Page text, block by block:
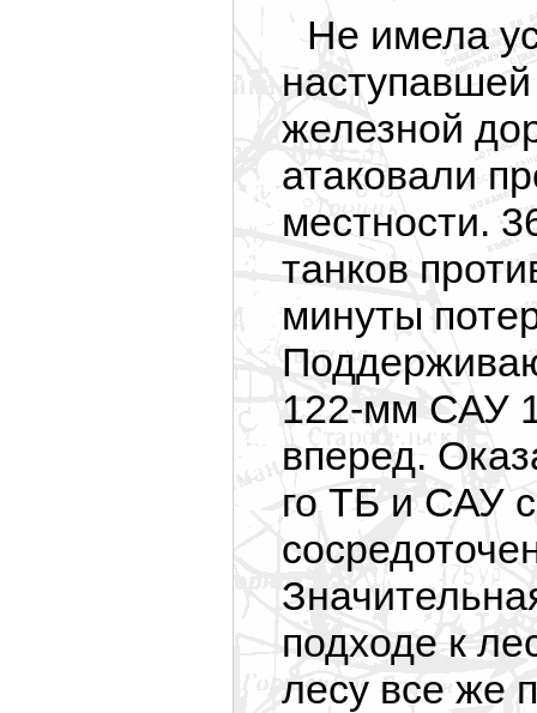
Не имела
железной
атаковали
местности.
танков
минуты
122-мм САУ
вперед.
го ТБ и САУ
подходе к
лесу все же